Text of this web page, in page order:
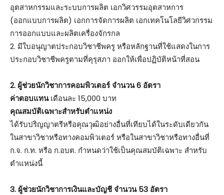
อุตสาหกรรมและระบบการผลิต เอกวิศวรรมอุตสาหการ
(ออกแบบการผลิต) เอกการจัดการผลิต เอกเทคโนโลยีวิศวกรรม
การออกแบบและผลิตเครื่องจักรกล
2. มีใบอนุญาตประกอบวิชาชีพครู หรือหลักฐานที่ใช้แสดงในการ
ประกอบวิชาชีพครูตามที่คุรุสภา ออกให้เพื่อปฏิบัติหน้าที่สอน
2. ผู้ช่วยนักวิชาการคอมพิวเตอร์ จำนวน 6 อัตรา
ค่าตอบแทนเดือนละ 15,000 บาท
คุณสมบัติเฉพาะสำหรับตำแหน่ง
ได้รับปริญญาตรีหรือคุณวุฒิอย่างอื่นที่เทียบได้ในระดับเดียวกัน
ในสาขาวิชาหรือทางคอมพิวเตอร์ หรือในสาขาวิชาหรือทางอื่นที่
ก.จ. ก.ท. หรือ ก.อบต. กำหนดว่าใช้เป็นคุณสมบัติเฉพาะ สำหรับ
ตำแหน่งนี้
3. ผู้ช่วยนักวิชาการเงินและบัญชี จำนวน 53 อัตรา